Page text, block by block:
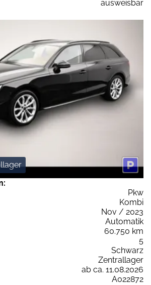
ausweisbar
Pkw
Kombi
Nov / 2023
Automatik
60.750 km
5
Schwarz
Zentrallager
ab ca. 11.08.2026
A022872